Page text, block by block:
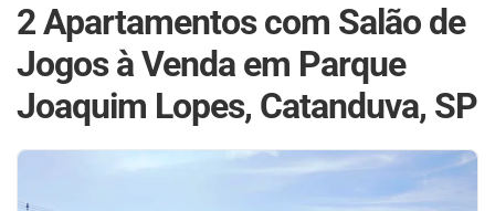
2 Apartamentos com Salão de
Jogos à Venda em Parque
Joaquim Lopes, Catanduva, SP